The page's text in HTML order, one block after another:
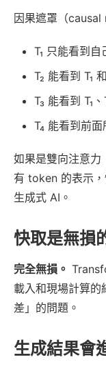
因果遮罩（causal
T₁ 只能看到自
T₂ 能看到 T₁
T₃ 能看到 T₁
T₄ 能看到前
如果是雙向注意力
有 token 的表示
生成式 AI。
快取是無損
完全無損。
載入和現場計算的
差」的問題。
生成結果會